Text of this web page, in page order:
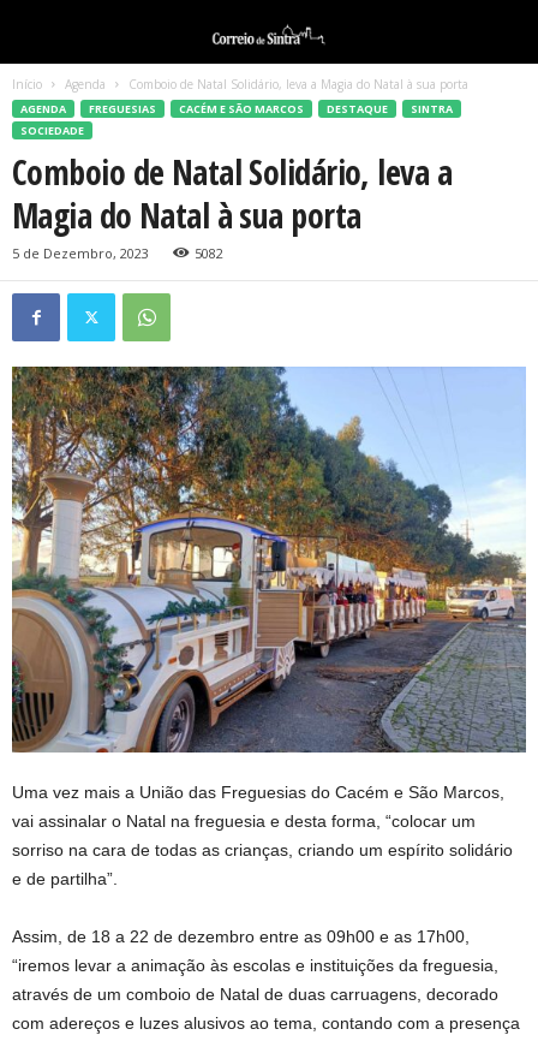
Início Agenda Comboio de Natal Solidário, leva a Magia do Natal à sua porta
AGENDA FREGUESIAS CACÉM E SÃO MARCOS DESTAQUE
SINTRA
SOCIEDADE
Comboio de Natal Solidário, leva a
Magia do Natal à sua porta
5 de Dezembro, 2023 5082
Uma vez mais a União das Freguesias do Cacém e São Marcos,
vai assinalar o Natal na freguesia e desta forma, “colocar um
sorriso na cara de todas as crianças, criando um espírito solidário
e de partilha”.
Assim, de 18 a 22 de dezembro entre as 09h00 e as 17h00,
“iremos levar a animação às escolas e instituições da freguesia,
através de um comboio de Natal de duas carruagens, decorado
com adereços e luzes alusivos ao tema, contando com a presença